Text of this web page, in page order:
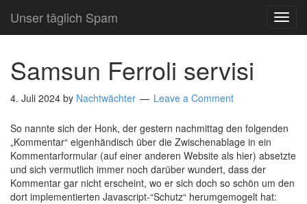
Unser täglich Spam
Samsun Ferroli servisi
4. Juli 2024 by Nachtwächter Leave a Comment
So nannte sich der Honk, der gestern nachmittag den folgenden
„Kommentar“ eigenhändisch über die Zwischenablage in ein
Kommentarformular (auf einer anderen Website als hier) absetzte
und sich vermutlich immer noch darüber wundert, dass der
Kommentar gar nicht erscheint, wo er sich doch so schön um den
dort implementierten Java­script-“Schutz“ herumgemogelt hat: